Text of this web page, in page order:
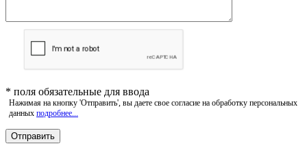
* поля обязательные для ввода
Нажимая на кнопку 'Отправить', вы даете свое согласие на обработку персональных
данных подробнее...